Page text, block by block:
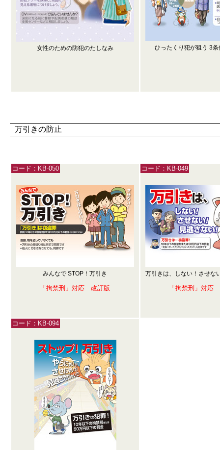
女性のための防犯のたしなみ ひったくり犯が狙う 3
万引きの防止
コード：KB-050
みんなで STOP！万引き
「拘禁刑」対応 改訂版
コード：KB-049
万引きは、しない！させな
「拘禁刑」対応
コード：KB-094